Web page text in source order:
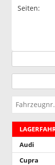
Seiten:
Fahrzeugnr.
Audi
Cupra